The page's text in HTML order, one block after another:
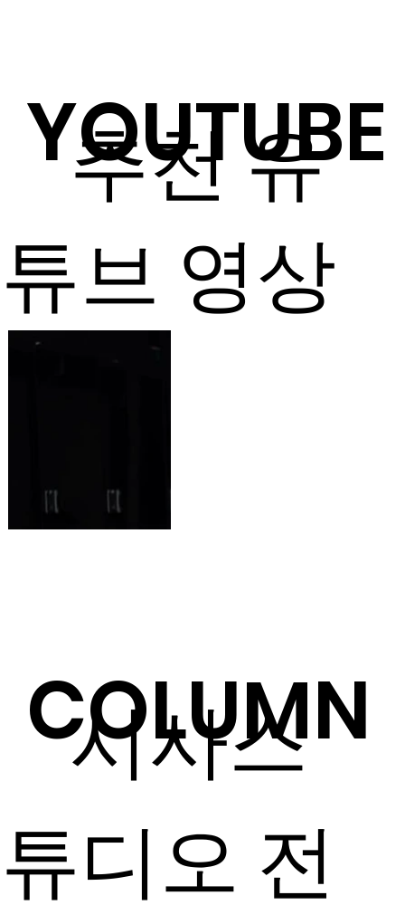
​ ​​​​​시사스
튜디오 전
COLUMN
​ ​​​​​​​추천 유
튜브 영상
YOUTUBE